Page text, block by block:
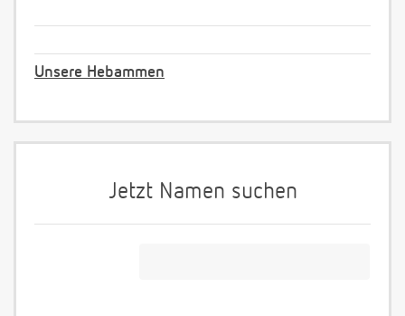
Unsere Hebammen
Jetzt Namen suchen